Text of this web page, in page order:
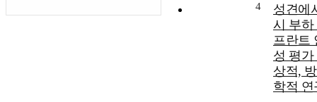
4
성견에
시 부하
프란트
성 평가
상적,
학적 연